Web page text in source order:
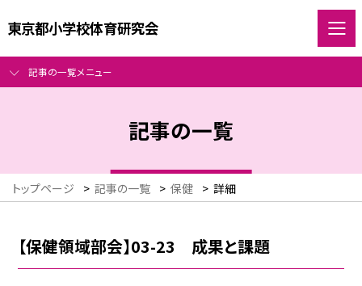
東京都小学校体育研究会
記事の一覧メニュー
記事の一覧
トップページ > 記事の一覧 > 保健 > 詳細
【保健領域部会】03-23 成果と課題